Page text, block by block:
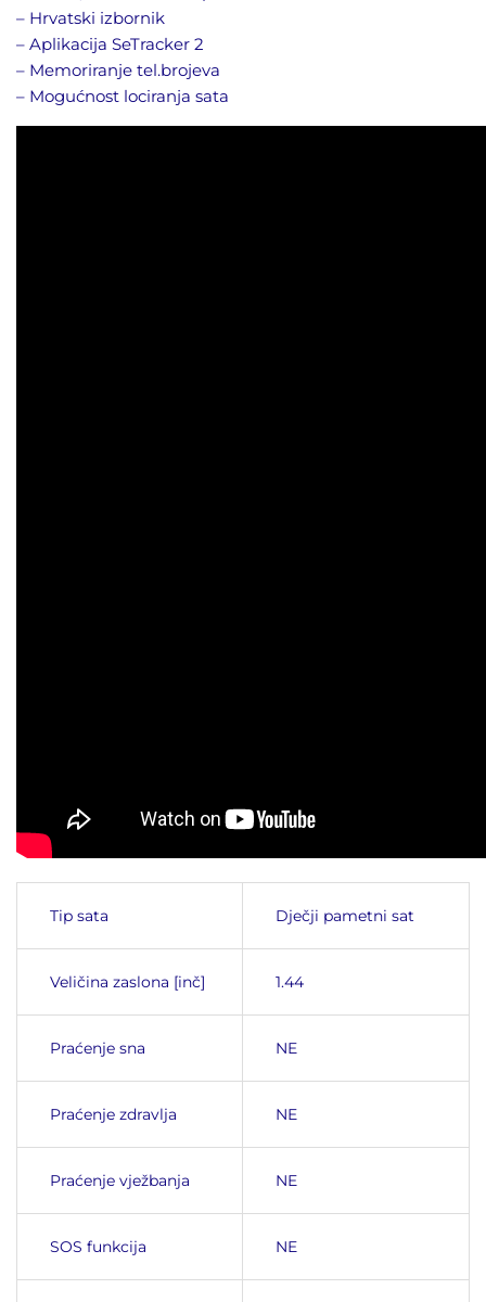
– Hrvatski izbornik
– Aplikacija SeTracker 2
– Memoriranje tel.brojeva
– Mogućnost lociranja sata
Tip sata Dječji pametni sat
Veličina zaslona [inč] 1.44
Praćenje sna NE
Praćenje zdravlja NE
Praćenje vježbanja NE
SOS funkcija NE